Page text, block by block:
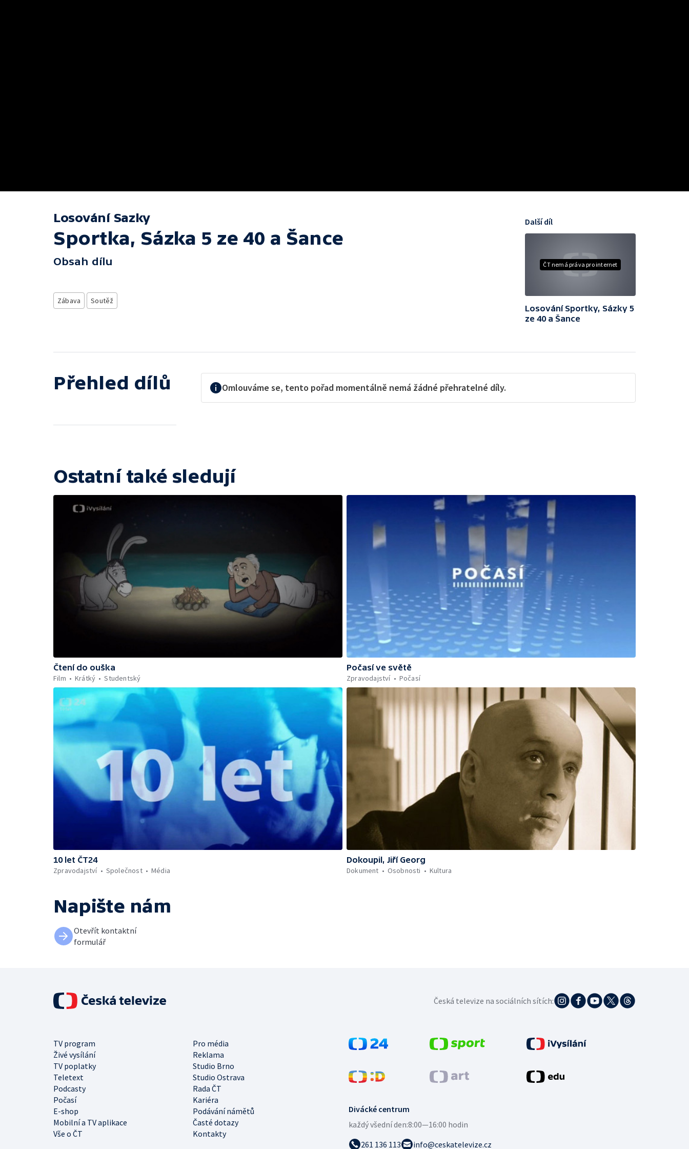
Losování Sazky
Sportka, Sázka 5 ze 40 a Šance
Obsah dílu
Zábava Soutěž
ČT nemá práva pro internet
Další díl
Losování Sportky, Sázky 5
ze 40 a Šance
Přehled dílů Omlouváme se, tento pořad momentálně nemá žádné přehratelné díly.
Ostatní také sledují
Čtení do ouška
Film
Krátký Studentský
Počasí ve světě
Zpravodajství
Počasí
10 let ČT24
Zpravodajství
Společnost Média
Dokoupil, Jiří Georg
Dokument
Osobnosti Kultura
Napište nám
Otevřít kontaktní
formulář
Divácké centrum
každý všední den:8:00—16:00 hodin
261 136 113
info@ceskatelevize.cz
TV program
Pro média
Živé vysílání
Reklama
TV poplatky
Studio Brno
Teletext
Studio Ostrava
Podcasty
Rada ČT
Počasí
Kariéra
E-shop
Podávání námětů
Mobilní a TV aplikace
Časté dotazy
Vše o ČT
Kontakty
Česká televize na sociálních sítích: